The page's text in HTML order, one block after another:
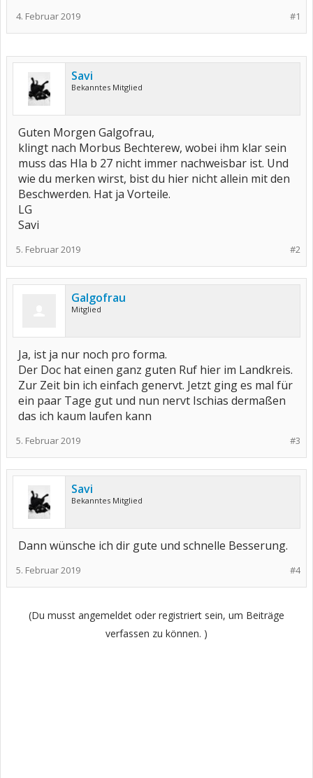
#1
4. Februar 2019
Savi
Bekanntes Mitglied
Guten Morgen Galgofrau,
klingt nach Morbus Bechterew, wobei ihm klar sein
muss das Hla b 27 nicht immer nachweisbar ist. Und
wie du merken wirst, bist du hier nicht allein mit den
Beschwerden. Hat ja Vorteile.
LG
Savi
#2
5. Februar 2019
Galgofrau
Mitglied
Ja, ist ja nur noch pro forma.
Der Doc hat einen ganz guten Ruf hier im Landkreis.
Zur Zeit bin ich einfach genervt. Jetzt ging es mal für
ein paar Tage gut und nun nervt Ischias dermaßen
das ich kaum laufen kann
#3
5. Februar 2019
Savi
Bekanntes Mitglied
Dann wünsche ich dir gute und schnelle Besserung.
#4
5. Februar 2019
(Du musst angemeldet oder registriert sein, um Beiträge
verfassen zu können. )